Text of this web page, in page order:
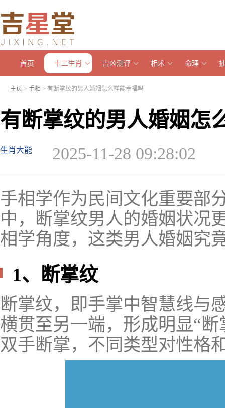
首页 十二生肖 吉凶测评 相术 命理
主页 > 手相 > 有断掌纹的男人婚姻怎么样能幸福吗
有断掌纹的男人婚姻怎
生肖大能 2025-11-28 09:28:02
手相学作为民间文化重要部
中，断掌纹男人的婚姻状况
相学角度，这类男人婚姻究
1、断掌纹
断掌纹，即手掌中智慧线与
横贯至另一端，形成明显“
双手断掌，不同类型对性格